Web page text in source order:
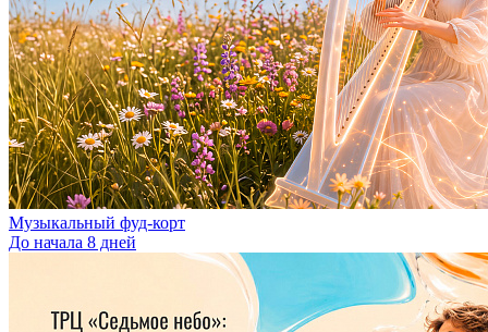
Музыкальный фуд-корт
До начала 8 дней